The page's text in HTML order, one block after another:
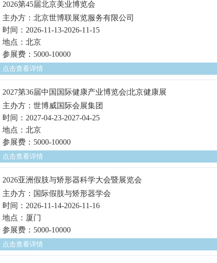
2026第45届北京美业博览会
主办方：北京世博联展览服务有限公司
时间：2026-11-13-2026-11-15
地点：北京
参展费：5000-10000
点击查看详情
2027第36届中国国际健康产业博览会|北京健康展
主办方：世博威国际会展集团
时间：2027-04-23-2027-04-25
地点：北京
参展费：5000-10000
点击查看详情
2026亚洲假肢与矫形器科学大会暨展览会
主办方：国际假肢与矫形器学会
时间：2026-11-14-2026-11-16
地点：厦门
参展费：5000-10000
点击查看详情